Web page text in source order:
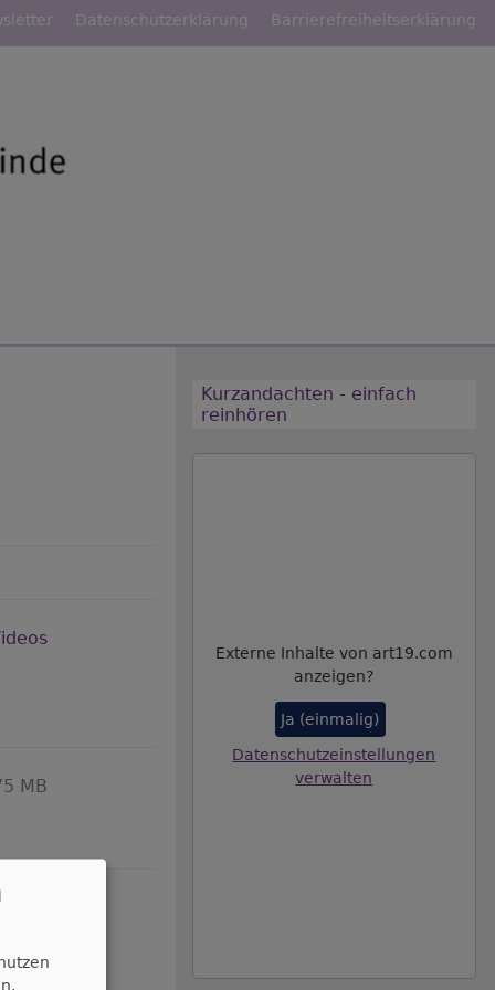
Datenschutzerklärung Barrierefreiheitserklärung
MB
MB
Kurzandachten - einfach
reinhören
Externe Inhalte von art19.com
anzeigen?
Ja (einmalig)
Datenschutzeinstellungen
verwalten